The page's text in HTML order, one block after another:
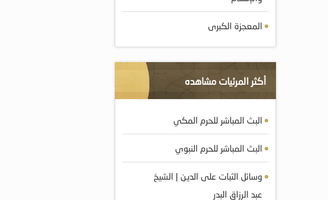
المعجزة الكبرى
أكثر المرئيات مشاهده
البث المباشر للحرم المكي
البث المباشر للحرم النبوي
وسائل الثبات على الدين | الشيخ
عبد الرزاق البدر